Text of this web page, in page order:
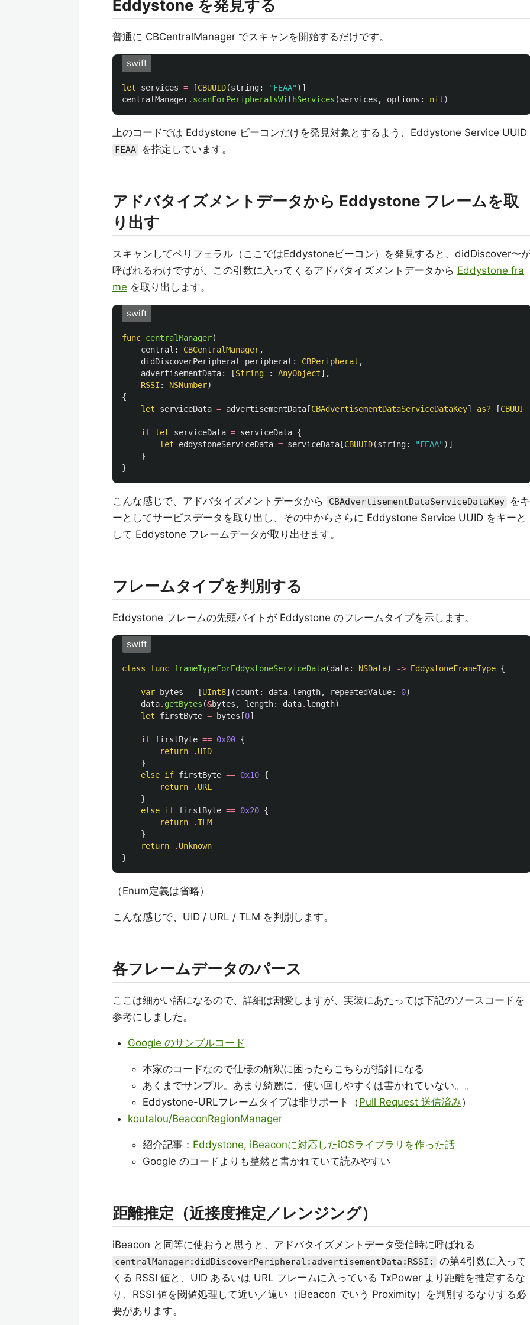
Eddystone を発見する
普通に CBCentralManager でスキャンを開始するだけです。
swift
let services = [CBUUID(string: "FEAA" )]
centralManager. scanForPeripheralsWithServices (services , options : nil )
上のコードでは Eddystone ビーコンだけを発見対象とするよう、Eddystone Service UUID
FEAA を指定しています。
アドバタイズメントデータから Eddystone フレームを取
り出す
スキャンしてペリフェラル（ここではEddystoneビーコン）を発見すると、didDiscover〜
呼ばれるわけですが、この引数に入ってくるアドバタイズメントデータから Eddystone fra
me を取り出します。
swift
func centralManager(
central : CBCentralManager,
didDiscoverPeripheral
peripheral : CBPeripheral ,
advertisementData: [String : AnyObject],
RSSI : NSNumber)
{
let
serviceData = advertisementData [CBAdvertisementDataServiceDataKey] as? [CBUUID
if let serviceData = serviceData {
let
eddystoneServiceData = serviceData [CBUUID(string: "FEAA" )]
}
}
こんな感じで、アドバタイズメントデータから CBAdvertisementDataServiceDataKey
をキ
ーとしてサービスデータを取り出し、その中からさらに Eddystone Service UUID をキーと
して Eddystone フレームデータが取り出せます。
フレームタイプを判別する
Eddystone フレームの先頭バイトが Eddystone のフレームタイプを示します。
swift
class func frameTypeForEddystoneServiceData(data: NSData) -> EddystoneFrameType {
var bytes = [UInt8](count : data. length, repeatedValue: 0)
data. getBytes (&bytes , length: data. length)
let
firstByte = bytes [0]
if firstByte == 0x00 {
return
. UID
}
else if firstByte == 0x10 {
return
. URL
}
else if firstByte == 0x20 {
return
.TLM
}
return
. Unknown
}
（Enum定義は省略）
こんな感じで、UID / URL / TLM を判別します。
各フレームデータのパース
ここは細かい話になるので、詳細は割愛しますが、実装にあたっては下記のソースコードを
参考にしました。
Google のサンプルコード
本家のコードなので仕様の解釈に困ったらこちらが指針になる
あくまでサンプル。あまり綺麗に、使い回しやすくは書かれていない。。
Eddystone-URLフレームタイプは非サポート（Pull Request 送信済み）
koutalou/BeaconRegionManager
紹介記事： Eddystone, iBeaconに対応したiOSライブラリを作った話
Google のコードよりも整然と書かれていて読みやすい
距離推定（近接度推定／レンジング）
iBeacon と同等に使おうと思うと、アドバタイズメントデータ受信時に呼ばれる
centralManager:didDiscoverPeripheral:advertisementData:RSSI:
の第4引数に入って
くる RSSI 値と、UID あるいは URL フレームに入っている TxPower より距離を推定するな
り、RSSI 値を閾値処理して近い／遠い（iBeacon でいう Proximity）を判別するなりする必
要があります。